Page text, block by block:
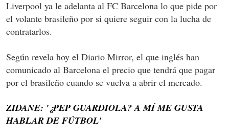
Liverpool ya le adelanta al FC Barcelona lo que pide por
el volante brasileño por si quiere seguir con la lucha de
contratarlos.
Según revela hoy el Diario Mirror, el que inglés han
comunicado al Barcelona el precio que tendrá que pagar
por el brasileño cuando se vuelva a abrir el mercado.
ZIDANE: '¿PEP GUARDIOLA? A MÍ ME GUSTA
HABLAR DE FÚTBOL'